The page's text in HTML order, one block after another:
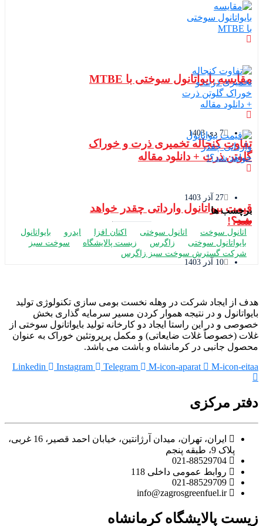
مقایسه بایواتانول سوختی با MTBE
7 دی 1403
تفاوت کنجاله تخمیری ذرت و خوراک
گلوتن ذرت + دانلود مقاله
27 آذر 1403
قیمت بیواتانول وارداتی چقدر خواهد
شد؟!
10 آذر 1403
برچسب ها
اتانول سوخت اتانول سوختی اکتان افزا ایدرو
بایواتانول
بایواتانول سوختی
زاگرس زیست پالایشگاه
سوخت سبز
شرکت گسترش سوخت سبز زاگرس
هدف از ایجاد شرکت در وهله نخست بومی سازی تکنولوژی تولید
بایواتانول و در نتیجه هموار کردن مسیر سرمایه گذاری بخش
خصوصی و در این راستا ایجاد دو کارخانه تولید بایواتانول سوختی از
غلات (خصوصاً غلات ضایعاتی) و مکمل پرپروتئین خوراک به عنوان
محصول جانبی در کرمانشاه و باشت می باشد.
Linkedin
Instagram Telegram M-icon-aparat M-icon-eitaa
دفتر مرکزی
ایران، تهران، میدان آرژانتین، خیابان احمد قصیر، 16 غربی،
پلاک 9، طبقه پنجم
021-88529704
روابط عمومی داخلی 118
021-88529709
info@zagrosgreenfuel.ir​
زیست پالایشگاه کرمانشاه